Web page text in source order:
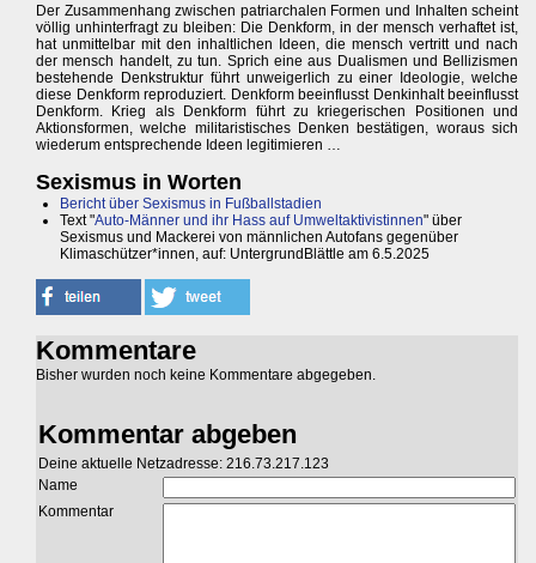
Der Zusammenhang zwischen patriarchalen Formen und Inhalten scheint
völlig unhinterfragt zu bleiben: Die Denkform, in der mensch verhaftet ist,
hat unmittelbar mit den inhaltlichen Ideen, die mensch vertritt und nach
der mensch handelt, zu tun. Sprich eine aus Dualismen und Bellizismen
bestehende Denkstruktur führt unweigerlich zu einer Ideologie, welche
diese Denkform reproduziert. Denkform beeinflusst Denkinhalt beeinflusst
Denkform. Krieg als Denkform führt zu kriegerischen Positionen und
Aktionsformen, welche militaristisches Denken bestätigen, woraus sich
wiederum entsprechende Ideen legitimieren …
Sexismus in Worten
Bericht über Sexismus in Fußballstadien
Text "Auto-Männer und ihr Hass auf Umweltaktivistinnen" über
Sexismus und Mackerei von männlichen Autofans gegenüber
Klimaschützer*innen, auf: UntergrundBlättle am 6.5.2025
Kommentare
Bisher wurden noch keine Kommentare abgegeben.
Kommentar abgeben
Deine aktuelle Netzadresse: 216.73.217.123
Name
Kommentar